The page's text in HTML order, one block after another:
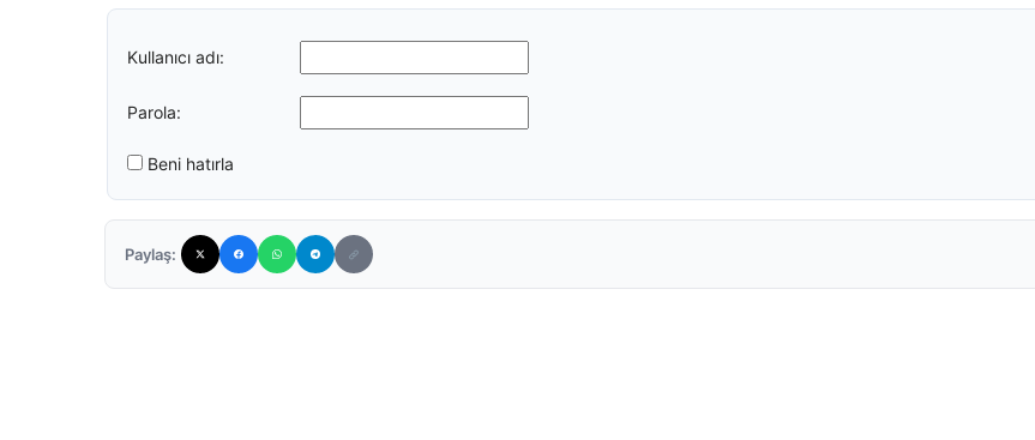
Kullanıcı adı:
Parola:
Beni hatırla
Paylaş: